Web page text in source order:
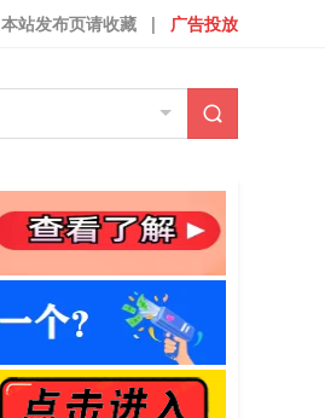
广告投放
|
本站发布页请收藏